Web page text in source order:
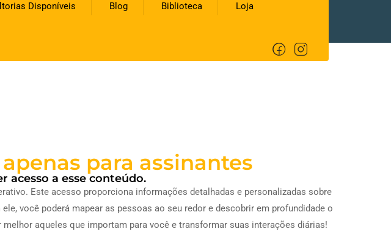
Disponíveis Blog Biblioteca Loja
para assinantes
acesso a esse conteúdo.
Este acesso proporciona informações detalhadas e personalizadas sobre
você poderá mapear as pessoas ao seu redor e descobrir em profundidade o
aqueles que importam para você e transformar suas interações diárias!